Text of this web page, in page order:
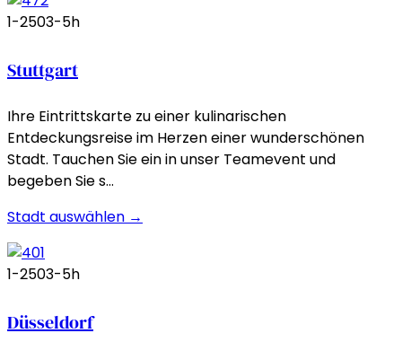
1-2503-5h
Stuttgart
Ihre Eintrittskarte zu einer kulinarischen
Entdeckungsreise im Herzen einer wunderschönen
Stadt. Tauchen Sie ein in unser Teamevent und
begeben Sie s…
Stadt auswählen →
1-2503-5h
Düsseldorf